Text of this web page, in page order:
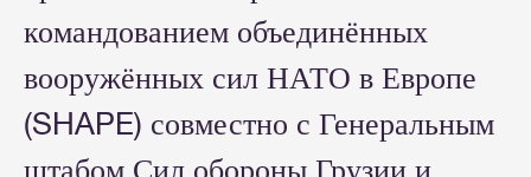
командованием объединённых
вооружённых сил НАТО в Европе
(SHAPE) совместно с Генеральным
штабом Сил обороны Грузии и